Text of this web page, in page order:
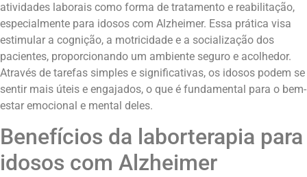
atividades laborais como forma de tratamento e reabilitação,
especialmente para idosos com Alzheimer. Essa prática visa
estimular a cognição, a motricidade e a socialização dos
pacientes, proporcionando um ambiente seguro e acolhedor.
Através de tarefas simples e significativas, os idosos podem se
sentir mais úteis e engajados, o que é fundamental para o bem-
estar emocional e mental deles.
Benefícios da laborterapia para
idosos com Alzheimer